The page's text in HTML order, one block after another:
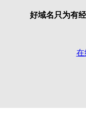
好域名只为有
在